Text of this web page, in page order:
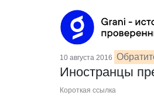
10 августа 2016
Иностранцы
Короткая ссылка